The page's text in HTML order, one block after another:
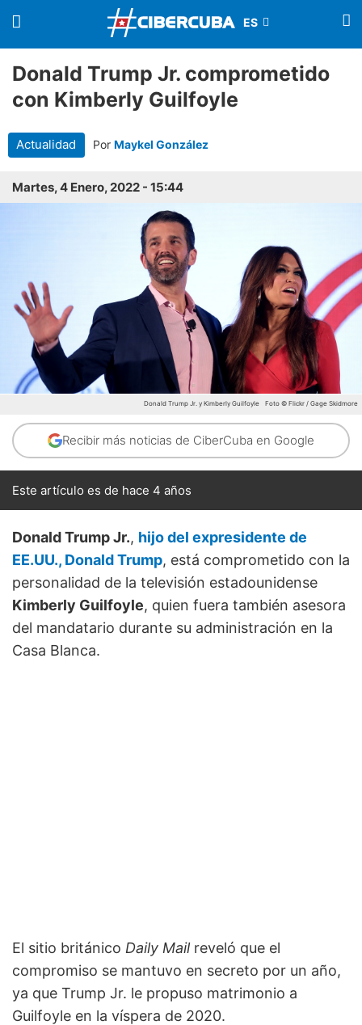
Donald Trump Jr. comprometido
con Kimberly Guilfoyle
Actualidad Por Maykel González
Martes, 4 Enero, 2022 - 15:44
Donald Trump Jr. y Kimberly Guilfoyle Foto © Flickr / Gage Skidmore
Recibir más noticias de CiberCuba en Google
Este artículo es de hace 4 años
Donald Trump Jr., hijo del expresidente de
EE.UU., Donald Trump, está comprometido con la
personalidad de la televisión estadounidense
Kimberly Guilfoyle, quien fuera también asesora
del mandatario durante su administración en la
Casa Blanca.
El sitio británico Daily Mail reveló que el
compromiso se mantuvo en secreto por un año,
ya que Trump Jr. le propuso matrimonio a
Guilfoyle en la víspera de 2020.